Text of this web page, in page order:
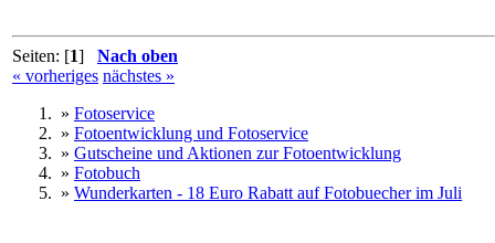
Seiten: [1] Nach oben
« vorheriges nächstes »
» Fotoservice
» Fotoentwicklung und Fotoservice
» Gutscheine und Aktionen zur Fotoentwicklung
» Fotobuch
» Wunderkarten - 18 Euro Rabatt auf Fotobuecher im Juli